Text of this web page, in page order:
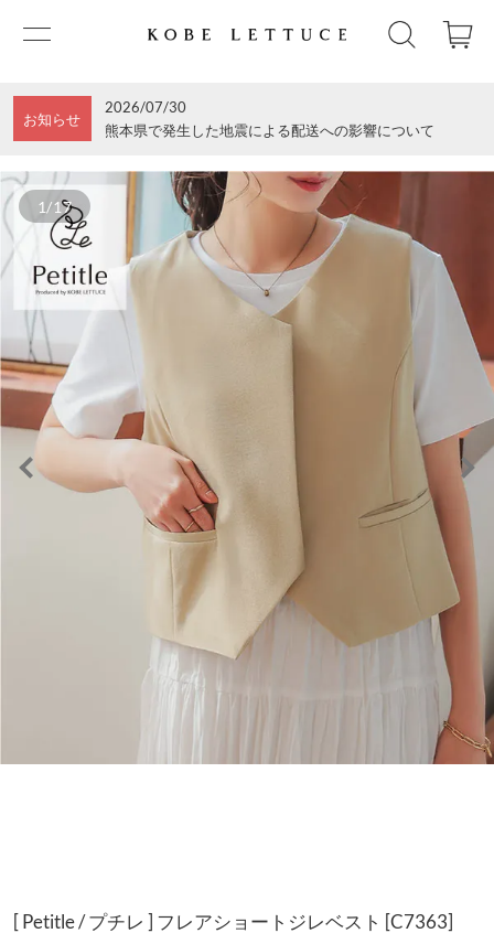
お知らせ
2026/07/30
熊本県で発生した地震による配送への影響について
1/17
[ Petitle / プチレ ] フレアショートジレベスト [C7363]